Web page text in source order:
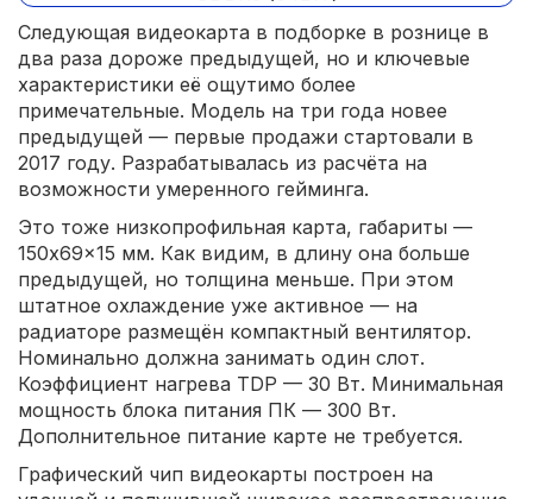
Следующая видеокарта в подборке в рознице в
два раза дороже предыдущей, но и ключевые
характеристики её ощутимо более
примечательные. Модель на три года новее
предыдущей — первые продажи стартовали в
2017 году. Разрабатывалась из расчёта на
возможности умеренного гейминга.
Это тоже низкопрофильная карта, габариты —
150x69x15 мм. Как видим, в длину она больше
предыдущей, но толщина меньше. При этом
штатное охлаждение уже активное — на
радиаторе размещён компактный вентилятор.
Номинально должна занимать один слот.
Коэффициент нагрева TDP — 30 Вт. Минимальная
мощность блока питания ПК — 300 Вт.
Дополнительное питание карте не требуется.
Графический чип видеокарты построен на